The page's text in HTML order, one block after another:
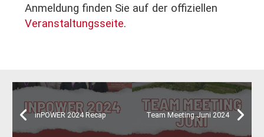
Anmeldung finden Sie auf der offiziellen
Veranstaltungsseite.
inPOWER 2024 Recap Team Meeting Juni 2024